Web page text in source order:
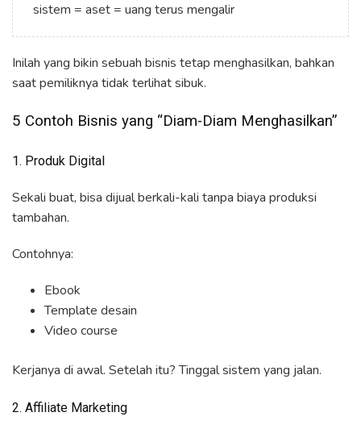
sistem = aset = uang terus mengalir
Inilah yang bikin sebuah bisnis tetap menghasilkan, bahkan
saat pemiliknya tidak terlihat sibuk.
5 Contoh Bisnis yang “Diam-Diam Menghasilkan”
1. Produk Digital
Sekali buat, bisa dijual berkali-kali tanpa biaya produksi
tambahan.
Contohnya:
Ebook
Template desain
Video course
Kerjanya di awal. Setelah itu? Tinggal sistem yang jalan.
2. Affiliate Marketing